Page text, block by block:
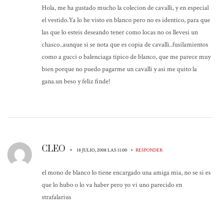
Hola, me ha gustado mucho la colecion de cavalli, y en especial
el vestido.Ya lo he visto en blanco pero no es identico, para que
las que lo esteis deseando tener como locas no os llevesi un
chasco..aunque si se nota que es copia de cavalli..fusilamientos
como a gucci o balenciaga tipico de blanco, que me parece muy
bien porque no puedo pagarme un cavalli y asi me quito la
gana.un beso y feliz finde!
CLEO • 18 JULIO, 2008 LAS 11:00 • RESPONDER
el mono de blanco lo tiene encargado una amiga mia, no se si es
que lo hubo o lo va haber pero yo vi uno parecido en
strafalarius